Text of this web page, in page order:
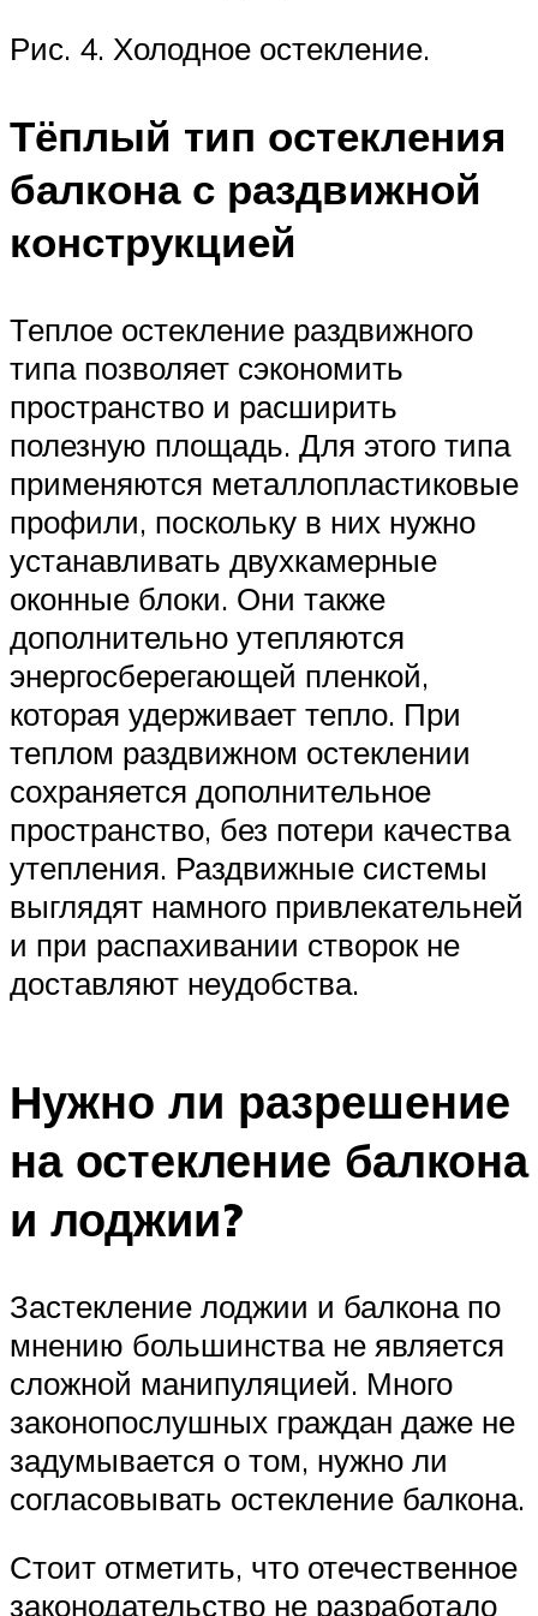
Рис. 4. Холодное остекление.
Тёплый тип остекления
балкона с раздвижной
конструкцией
Теплое остекление раздвижного
типа позволяет сэкономить
пространство и расширить
полезную площадь. Для этого типа
применяются металлопластиковые
профили, поскольку в них нужно
устанавливать двухкамерные
оконные блоки. Они также
дополнительно утепляются
энергосберегающей пленкой,
которая удерживает тепло. При
теплом раздвижном остеклении
сохраняется дополнительное
пространство, без потери качества
утепления. Раздвижные системы
выглядят намного привлекательней
и при распахивании створок не
доставляют неудобства.
Нужно ли разрешение
на остекление балкона
и лоджии?
Застекление лоджии и балкона по
мнению большинства не является
сложной манипуляцией. Много
законопослушных граждан даже не
задумывается о том, нужно ли
согласовывать остекление балкона.
Стоит отметить, что отечественное
законодательство не разработало